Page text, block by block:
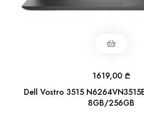
Dell Vostro 3515
8GB/256GB
1619,00 ₾